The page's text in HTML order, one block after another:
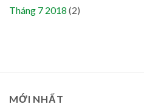
Tháng 7 2018 (2)
MỚI NHẤT